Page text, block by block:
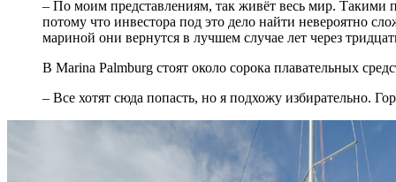
– По моим представлениям, так живёт весь мир. Такими
потому что инвестора под это дело найти невероятно
мариной они вернутся в лучшем случае лет через
В Marina Palmburg стоят около сорока плавательных
– Все хотят сюда попасть, но я подхожу избирательно.